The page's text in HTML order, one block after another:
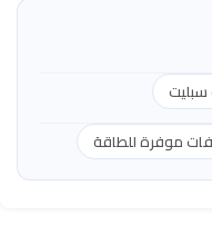
موفرة للطاقة